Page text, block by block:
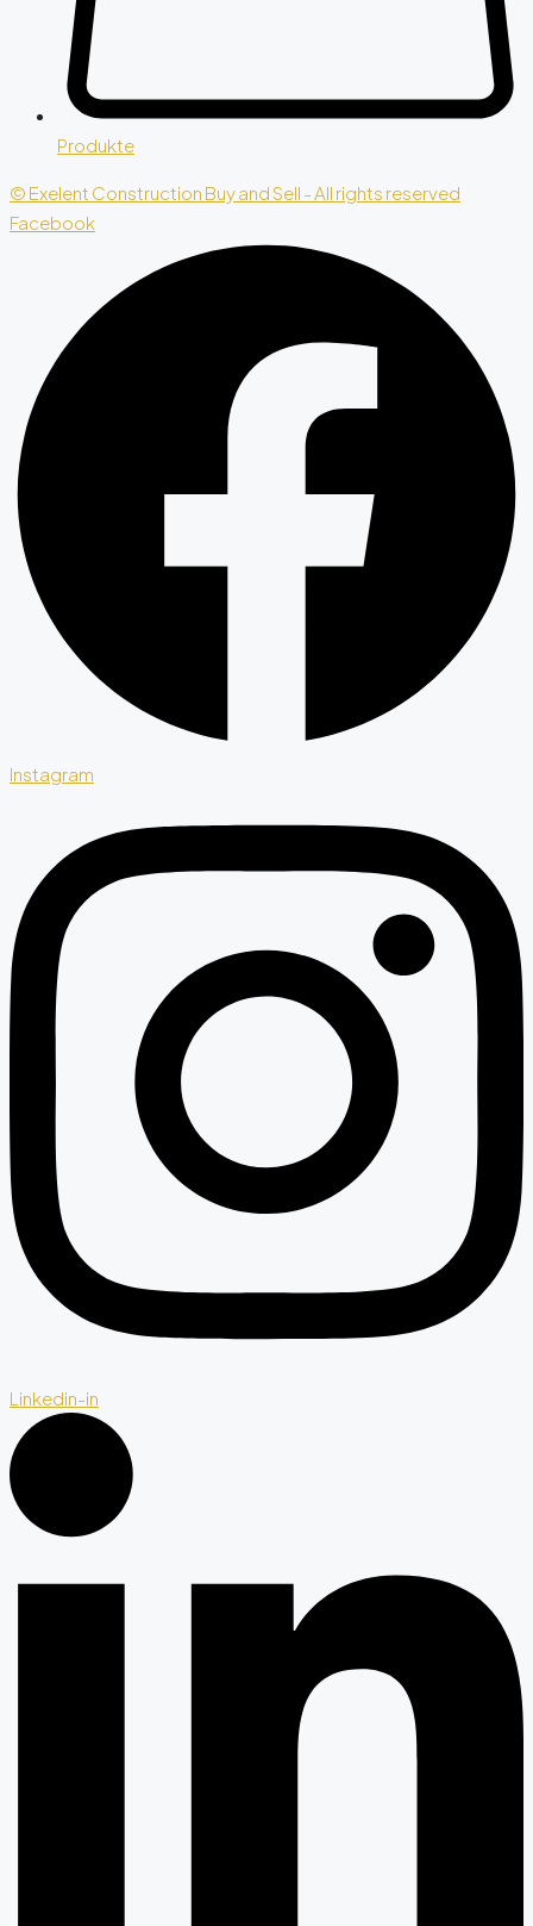
Produkte
© Exelent Construction Buy and Sell - All rights reserved
Facebook
Instagram
Linkedin-in